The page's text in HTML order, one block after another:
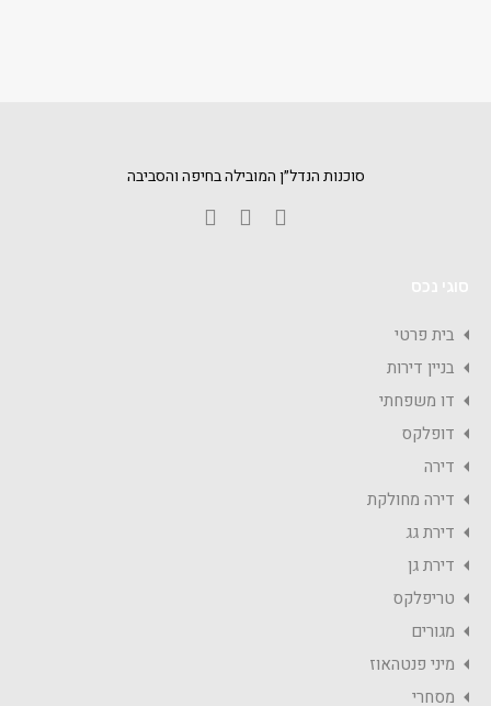
סוכנות הנדל״ן המובילה בחיפה והסביבה
בית פרטי
בניין דירות
דו משפחתי
דופלקס
דירה
דירה מחולקת
דירת גג
דירת גן
טריפלקס
מגורים
מיני פנטהאוז
מסחרי